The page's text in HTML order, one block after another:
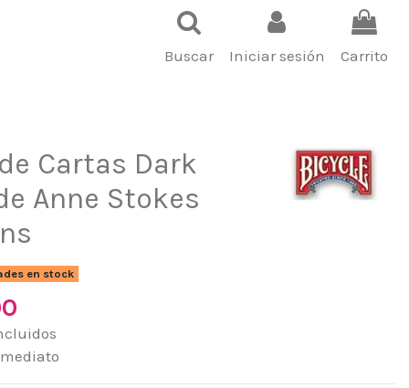
Buscar Iniciar sesión Carrito
Cartas Dark
Anne Stokes
en stock